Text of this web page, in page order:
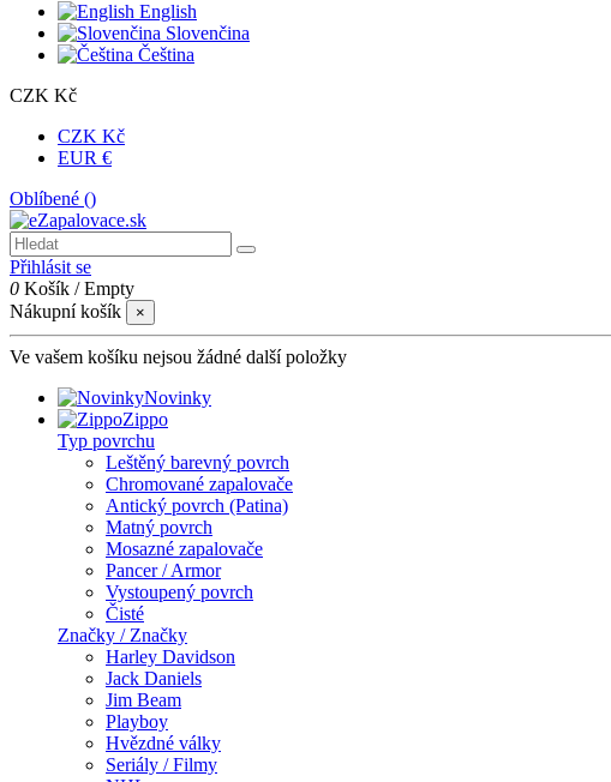
English
Slovenčina
Čeština
CZK Kč
CZK Kč
EUR €
Oblíbené ()
Přihlásit se
0 Košík /Empty
Nákupní košík
×
Ve vašem košíku nejsou žádné další položky
Novinky
Zippo
Typ povrchu
Leštěný barevný povrch
Chromované zapalovače
Antický povrch (Patina)
Matný povrch
Mosazné zapalovače
Pancer / Armor
Vystoupený povrch
Čisté
Značky / Značky
Harley Davidson
Jack Daniels
Jim Beam
Playboy
Hvězdné války
Seriály / Filmy